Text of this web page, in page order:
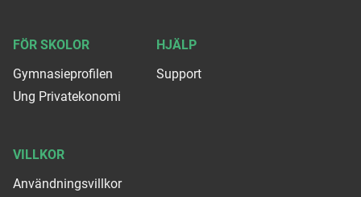
FÖR SKOLOR
Gymnasieprofilen
Ung Privatekonomi
HJÄLP
Support
VILLKOR
Användningsvillkor